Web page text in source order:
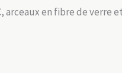
arceaux en fibre de